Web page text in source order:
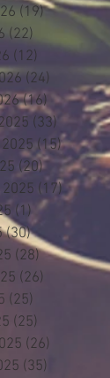
(19)19 post
(22)
(12) 12 post
(24) 24 post
(16) 16 post
(33) 33 post
(15)15 post
(20)20 post
(17)17 post
(1) 1 post
(30)30 post
(28)28 post
(26)
(25)
(25)
(26)
(35)